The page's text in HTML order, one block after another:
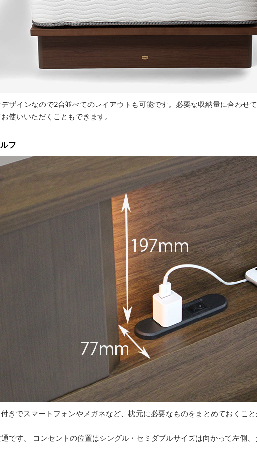
ザインなので2台並べてのレイアウトも可能です。必要な収納量に合わせ
使いいただくこともできます。
フ
きでスマートフォンやメガネなど、枕元に必要なものをまとめておくこ
です。 コンセントの位置はシングル・セミダブルサイズは向かって左側、